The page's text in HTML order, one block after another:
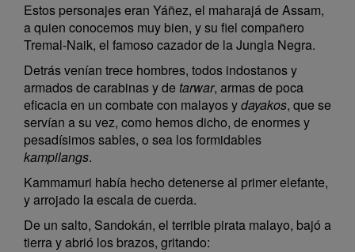
Estos personajes eran Yáñez, el maharajá de Assam,
a quien conocemos muy bien, y su fiel compañero
Tremal-Naik, el famoso cazador de la Jungla Negra.
Detrás venían trece hombres, todos indostanos y
armados de carabinas y de tarwar, armas de poca
eficacia en un combate con malayos ydayakos, que se
servían a su vez, como hemos dicho, de enormes y
pesadísimos sables, o sea los formidables
kampilangs.
Kammamuri había hecho detenerse al primer elefante,
y arrojado la escala de cuerda.
De un salto, Sandokán, el terrible pirata malayo, bajó a
tierra y abrió los brazos, gritando: